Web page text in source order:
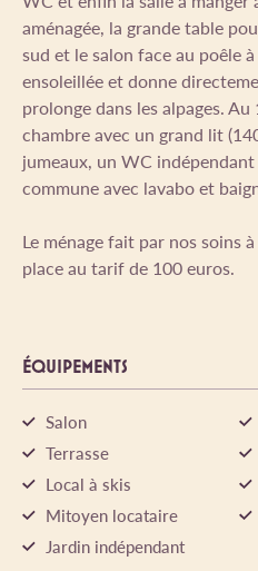
aménagée, la grande table
sud et le salon face au poêle
ensoleillée et donne
prolonge dans les alpages.
chambre avec un grand lit
jumeaux, un WC
commune avec lavabo et
Le ménage fait par nos soins
place au tarif de 100 euros.
ÉQUIPEMENTS
Salon
Terrasse
Local à skis
Mitoyen locataire
Jardin indépendant